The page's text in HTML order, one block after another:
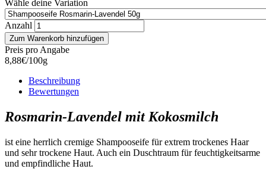
Wähle deine Variation
Anzahl
Preis pro Angabe
8,88€/100g
Beschreibung
Bewertungen
Rosmarin-Lavendel mit Kokosmilch
ist eine herrlich cremige Shampooseife für extrem trockenes Haar
und sehr trockene Haut. Auch ein Duschtraum für feuchtigkeitsarme
und empfindliche Haut.